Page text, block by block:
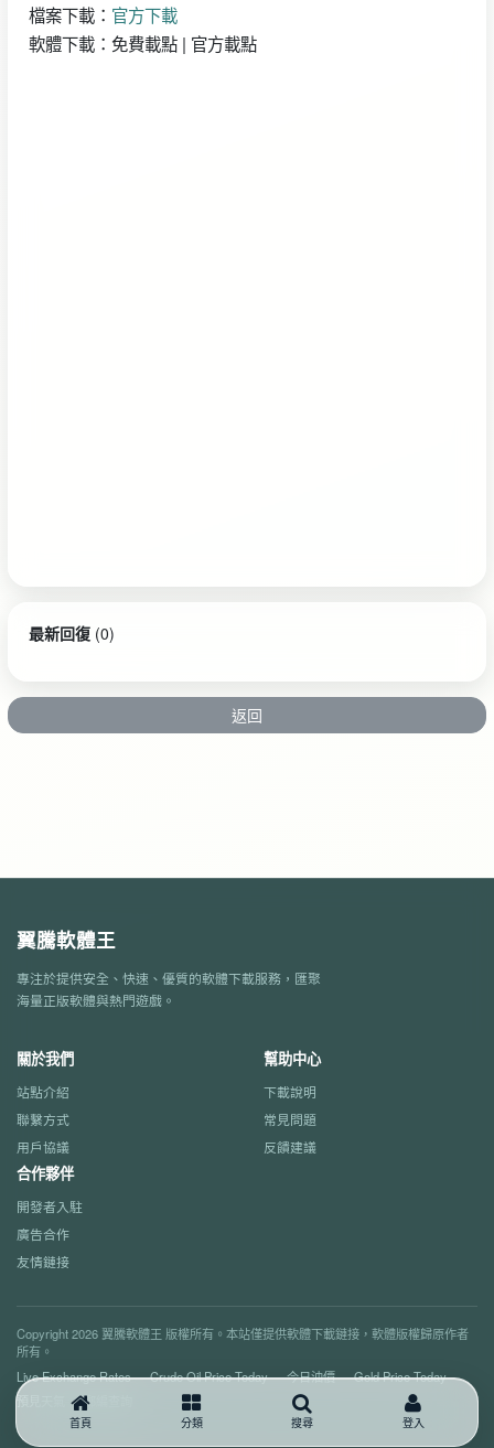
首頁 分類 搜尋 登入
檔案下載： 官方下載
軟體下載：免費載點 | 官方載點
最新回復(0)
返回
翼騰軟體王
專注於提供安全、快速、優質的軟體下載服務，匯聚
海量正版軟體與熱門遊戲。
關於我們
站點介紹
聯繫方式
用戶協議
幫助中心
下載說明
常見問題
反饋建議
合作夥伴
開發者入駐
廣告合作
友情鏈接
Copyright 2026 翼騰軟體王 版權所有。本站僅提供軟體下載鏈接，軟體版權歸原作者
所有。
Live Exchange Rates
Crude Oil Price Today 今日油價
Gold Price Today
預見天氣
郵編查詢